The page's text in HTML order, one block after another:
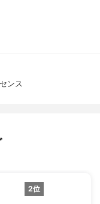
ンス
2位